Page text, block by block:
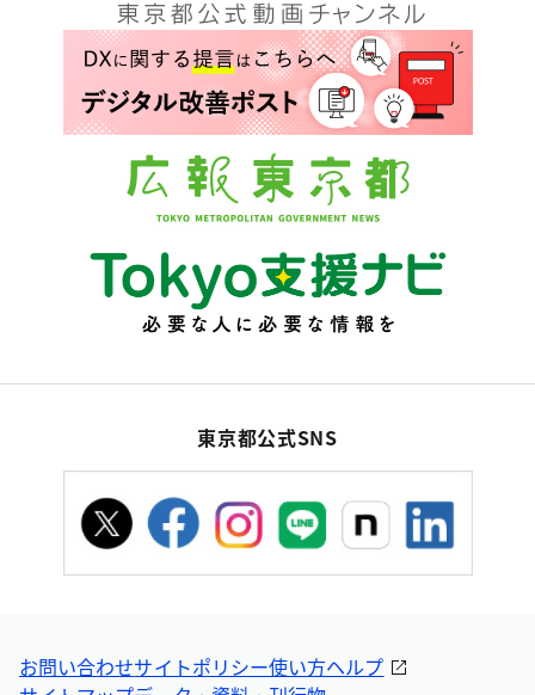
東京都公式SNS
お問い合わせサイトポリシー使い方ヘルプ